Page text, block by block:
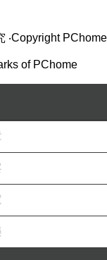
‧Copyright PChome
of PChome